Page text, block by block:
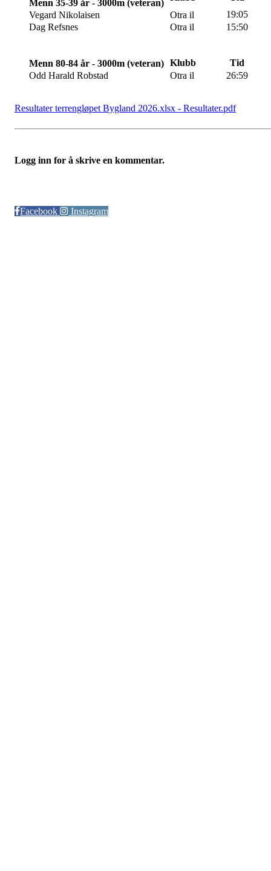
Menn 35-39 år - 3000m (veteran)
Vegard Nikolaisen
Otra il
19:05
Dag Refsnes
Otra il 15:50
Menn 80-84 år - 3000m (veteran) Klubb
Tid
Odd Harald Robstad
Otra il 26:59
Resultater terrengløpet Bygland 2026.xlsx - Resultater.pdf
Logg inn for å skrive en kommentar.
Facebook
Instagram